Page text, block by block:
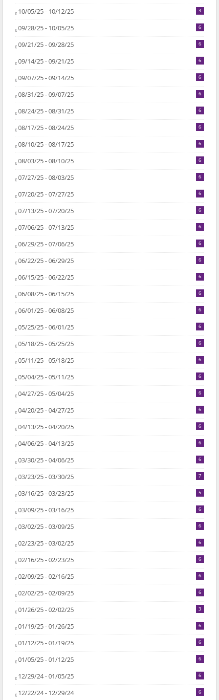
10/05/25 - 10/12/25 3
09/28/25 - 10/05/25 6
09/21/25 - 09/28/25 6
09/14/25 - 09/21/25 6
09/07/25 - 09/14/25 6
08/31/25 - 09/07/25 6
08/24/25 - 08/31/25 6
08/17/25 - 08/24/25 6
08/10/25 - 08/17/25 6
08/03/25 - 08/10/25 6
07/27/25 - 08/03/25 6
07/20/25 - 07/27/25 6
07/13/25 - 07/20/25 6
07/06/25 - 07/13/25 6
06/29/25 - 07/06/25 6
06/22/25 - 06/29/25 6
06/15/25 - 06/22/25 6
06/08/25 - 06/15/25 6
06/01/25 - 06/08/25 6
05/25/25 - 06/01/25 6
05/18/25 - 05/25/25 6
05/11/25 - 05/18/25 6
05/04/25 - 05/11/25 6
04/27/25 - 05/04/25 6
04/20/25 - 04/27/25 6
04/13/25 - 04/20/25 6
04/06/25 - 04/13/25 6
03/30/25 - 04/06/25 6
03/23/25 - 03/30/25 7
03/16/25 - 03/23/25 5
03/09/25 - 03/16/25 6
03/02/25 - 03/09/25 6
02/23/25 - 03/02/25 6
02/16/25 - 02/23/25 6
02/09/25 - 02/16/25 6
02/02/25 - 02/09/25 6
01/26/25 - 02/02/25 3
01/19/25 - 01/26/25 6
01/12/25 - 01/19/25 6
01/05/25 - 01/12/25 6
12/29/24 - 01/05/25 6
12/22/24 - 12/29/24 6